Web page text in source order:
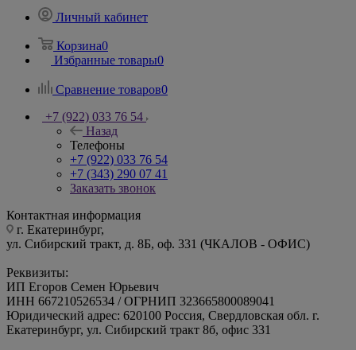
Личный кабинет
Корзина0
Избранные товары0
Сравнение товаров0
+7 (922) 033 76 54
Назад
Телефоны
+7 (922) 033 76 54
+7 (343) 290 07 41
Заказать звонок
Контактная информация
г. Екатеринбург,
ул. Сибирский тракт, д. 8Б, оф. 331 (ЧКАЛОВ - ОФИС)
Реквизиты:
ИП Егоров Семен Юрьевич
ИНН 667210526534 / ОГРНИП 323665800089041
Юридический адрес: 620100 Россия, Свердловская обл. г.
Екатеринбург, ул. Сибирский тракт 8б, офис 331